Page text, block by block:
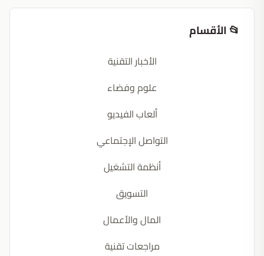
📂 الأقسام
الأخبار التقنية
علوم وفضاء
ألعاب الفيديو
التواصل الإجتماعي
أنظمة التشغيل
التسويق
المال والأعمال
مراجعات تقنية